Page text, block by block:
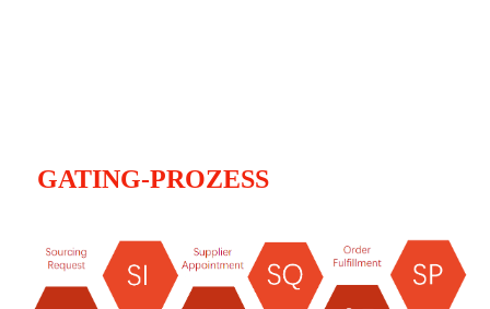
GATING-PROZESS